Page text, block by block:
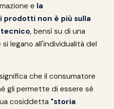
e la
prodotti non è più sulla
, bensì su di una
legano all'individualità del
che il consumatore
gli permette di essere sé
cosiddetta "storia